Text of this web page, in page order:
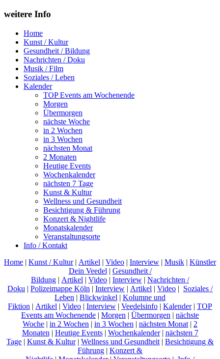
weitere Info
Home
Kunst / Kultur
Gesundheit / Bildung
Nachrichten / Doku
Musik / Film
Soziales / Leben
Kalender
TOP Events am Wochenende
Morgen
Übermorgen
nächste Woche
in 2 Wochen
in 3 Wochen
nächsten Monat
2 Monaten
Heutige Events
Wochenkalender
nächsten 7 Tage
Kunst & Kultur
Wellness und Gesundheit
Besichtigung & Führung
Konzert & Nightlife
Monatskalender
Veranstaltungsorte
Info / Kontakt
Home | Kunst / Kultur| Artikel | Video | Interview | Musik | Künstler
Dein Veedel | Gesundheit /
Bildung | Artikel | Video | Interview | Nachrichten /
Doku | Polizeimappe Köln | Interview | Artikel | Video | Soziales /
Leben | Blickwinkel | Kolumne und
Fiktion | Artikel | Video | Interview | Veedelsinfo | Kalender| TOP
Events am Wochenende | Morgen | Übermorgen | nächste
Woche | in 2 Wochen | in 3 Wochen | nächsten Monat | 2
Monaten | Heutige Events| Wochenkalender| nächsten 7
Tage | Kunst & Kultur| Wellness und Gesundheit | Besichtigung &
Führung | Konzert &